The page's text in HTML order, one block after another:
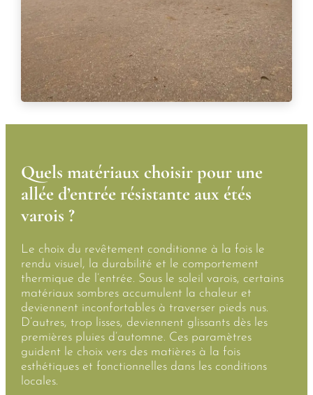
Quels matériaux choisir pour une
allée d’entrée résistante aux étés
varois ?
Le choix du revêtement conditionne à la fois le
rendu visuel, la durabilité et le comportement
thermique de l’entrée. Sous le soleil varois, certains
matériaux sombres accumulent la chaleur et
deviennent inconfortables à traverser pieds nus.
D’autres, trop lisses, deviennent glissants dès les
premières pluies d’automne. Ces paramètres
guident le choix vers des matières à la fois
esthétiques et fonctionnelles dans les conditions
locales.